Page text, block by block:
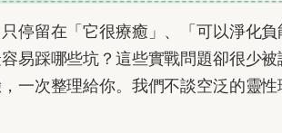
停留在「它很療癒」、「可以淨化
易踩哪些坑？這些實戰問題卻很少
一次整理給你。我們不談空泛的靈